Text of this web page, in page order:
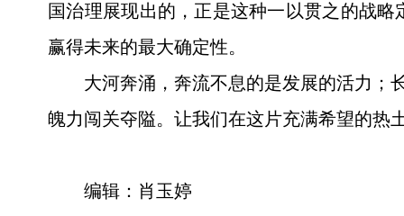
国治理展现出的，正是这种一以贯之的战
赢得未来的最大确定性。
大河奔涌，奔流不息的是发展的活力；
魄力闯关夺隘。让我们在这片充满希望的热
编辑：肖玉婷